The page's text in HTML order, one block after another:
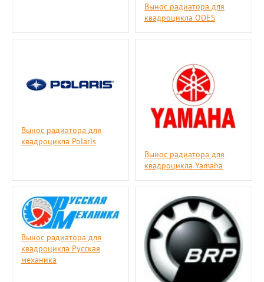
Вынос радиатора для
квадроцикла ODES
Вынос радиатора для
квадроцикла Polaris
Вынос радиатора для
квадроцикла Yamaha
Вынос радиатора для
квадроцикла Русская
механика